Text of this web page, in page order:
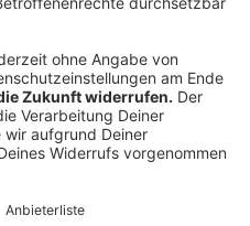
Consent
Platform